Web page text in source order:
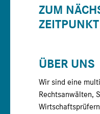
ZUM
ZEITPUNKT
ÜBER UNS
Wir sind eine
Rechtsanwälten,